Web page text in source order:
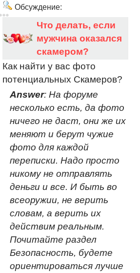
Обсуждение:
Что делать, если
мужчина оказался
скамером?
Как найти у вас фото
потенциальных Скамеров?
Answer: На форуме
несколько есть, да фото
ничего не даст, они же их
меняют и берут чужие
фото для каждой
переписки. Надо просто
никому не отправлять
деньги и все. И быть во
всеоружии, не верить
словам, а верить их
действим реальным.
Почитайте раздел
Безопасность, будете
ориентироваться лучше